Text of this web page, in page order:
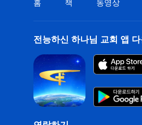
홈 책 동영상
전능하신 하나님 교회 앱